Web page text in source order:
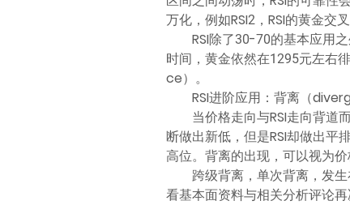
万化，例如RSI2，RSI的黄金交
RSI除了30-70的基本应用
时间，黄金依然在1295元左右
ce）。
RSI进阶应用：背离（
当价格走向与RSI走向背道
断做出新低，但是RSI却做出平
高位。背离的出现，可以视为价
跨级背离，单次背离，发
看基本面资料与相关分析评论再